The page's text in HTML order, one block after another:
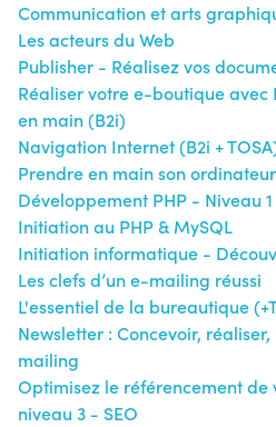
Communication et arts
Les acteurs du Web
Publisher - Réalisez vos
Réaliser votre e-boutique avec
en main (B2i)
Navigation Internet (B2i +
Prendre en main son
Développement PHP - Niveau 1
Initiation au PHP & MySQL
Initiation informatique -
Les clefs d’un e-mailing réussi
L'essentiel de la bureautique
Newsletter : Concevoir,
mailing
Optimisez le référencement
niveau 3 - SEO